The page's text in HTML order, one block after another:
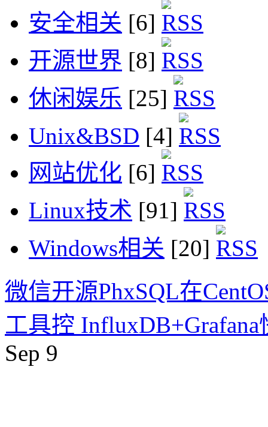
安全相关 [6]
开源世界 [8]
休闲娱乐 [25]
Unix&BSD [4]
网站优化 [6]
Linux技术 [91]
Windows相关 [20]
微信开源PhxSQL在
工具控
Sep 9